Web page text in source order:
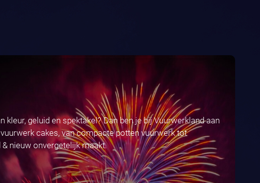
geluid en spektakel? Dan ben je bij Vuurwerkland aan
cakes, van compacte potten vuurwerk tot
nieuw onvergetelijk maakt.